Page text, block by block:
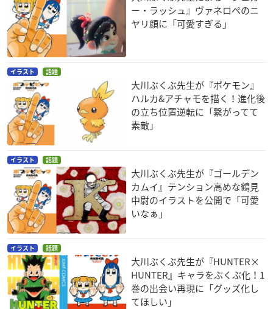
ー・ラッシュ』ヴァネロペのニ
ヤリ顔に「可愛すぎる」
イラスト 話題
大川ぶくぶ先生が『ポケモン』
ハルカ&アチャモを描く！進化後
の立ち位置逆転に「繋がってて
素敵」
イラスト 話題
大川ぶくぶ先生が『ゴールデン
カムイ』テンション高めな鶴見
中尉のイラストを公開で「可愛
いなぁ」
イラスト 話題
大川ぶくぶ先生が『HUNTER×
HUNTER』キャラをぶくぶ化！1
巻の出会い再現に「グッズ化し
てほしい」